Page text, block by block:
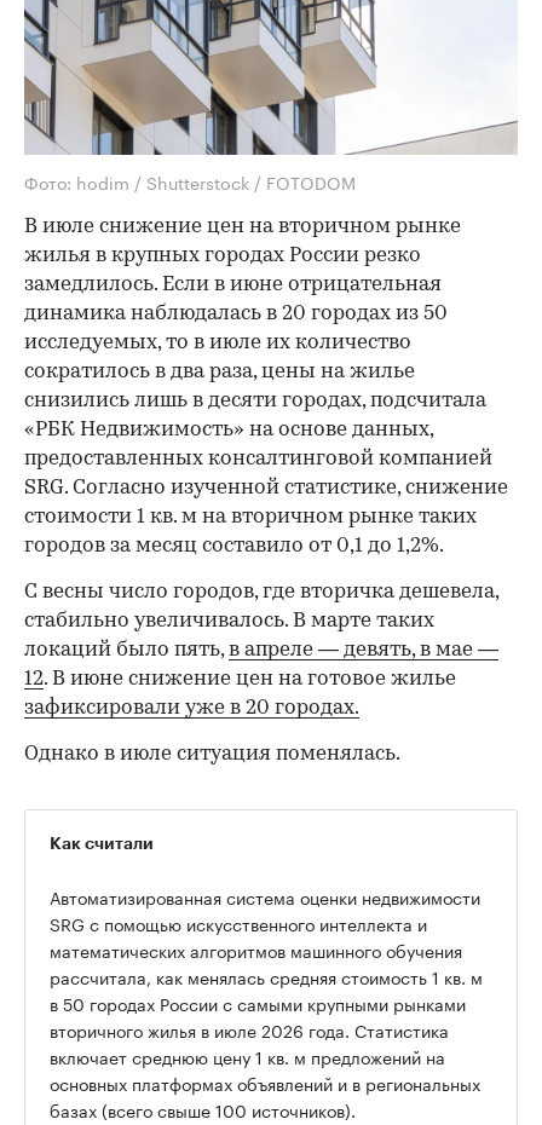
Фото: hodim / Shutterstock / FOTODOM
В июле снижение цен на вторичном рынке
жилья в крупных городах России резко
замедлилось. Если в июне отрицательная
динамика наблюдалась в 20 городах из 50
исследуемых, то в июле их количество
сократилось в два раза, цены на жилье
снизились лишь в десяти городах, подсчитала
«РБК Недвижимость» на основе данных,
предоставленных консалтинговой компанией
SRG. Согласно изученной статистике, снижение
стоимости 1 кв. м на вторичном рынке таких
городов за месяц составило от 0,1 до 1,2%.
С весны число городов, где вторичка дешевела,
стабильно увеличивалось. В марте таких
локаций было пять,в апреле — девять,в мае —
12. В июне снижение цен на готовое жилье
зафиксировали уже в 20 городах.
Однако в июле ситуация поменялась.
00:00 / 00:00
Как считали
Автоматизированная система оценки недвижимости
SRG с помощью искусственного интеллекта и
математических алгоритмов машинного обучения
рассчитала, как менялась средняя стоимость 1 кв. м
в 50 городах России с самыми крупными рынками
вторичного жилья в июле 2026 года. Статистика
включает среднюю цену 1 кв. м предложений на
основных платформах объявлений и в региональных
базах (всего свыше 100 источников).